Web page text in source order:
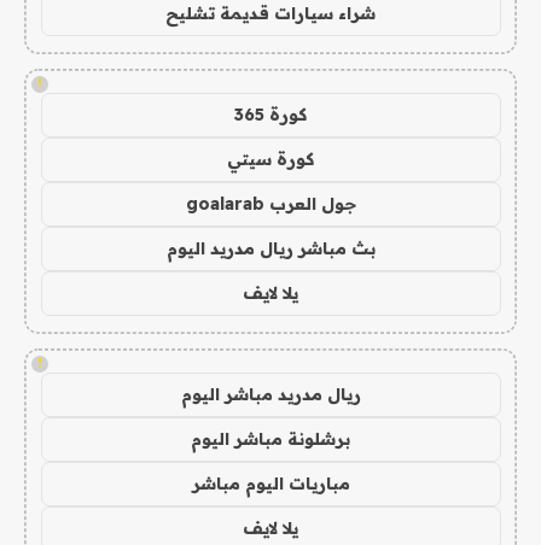
شراء سيارات قديمة تشليح
!
كورة 365
كورة سيتي
جول العرب goalarab
بث مباشر ريال مدريد اليوم
يلا لايف
!
ريال مدريد مباشر اليوم
برشلونة مباشر اليوم
مباريات اليوم مباشر
يلا لايف